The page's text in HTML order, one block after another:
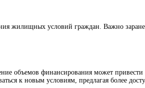
жилищных условий граждан. Важно
объемов финансирования может
к новым условиям, предлагая более